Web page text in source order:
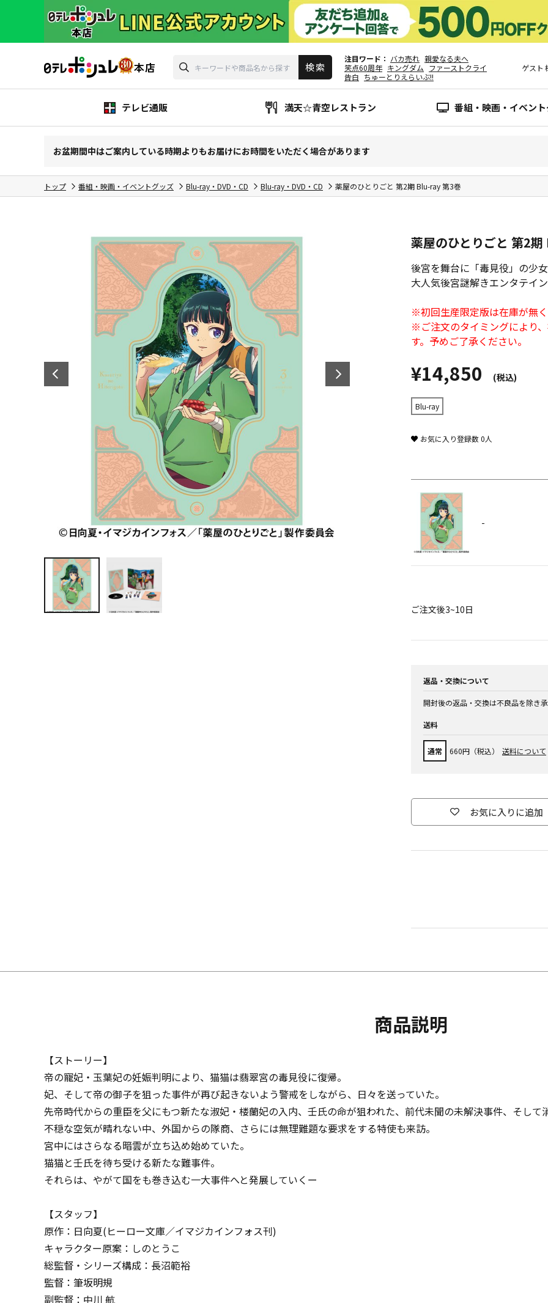
注目ワード バカ売れ 親愛なる夫へ
笑点60周年 キングダム ファーストクライ
告白 ちゅーとりえらいぶ!!
ゲスト
テレビ通販 満天☆青空レストラン 番組・映画・イベン
お盆期間中はご案内している時期よりもお届けにお時間をいただく場合があります
トップ 番組・映画・イベントグッズ Blu-ray・DVD・CD Blu-ray・DVD・CD 薬屋のひとりごと 第2期 Blu-ray 第3巻
薬屋のひとりごと 第2
後宮を舞台に「毒見役」の少
大人気後宮謎解きエンタテイ
※初回生産限定版は在庫が無く
※ご注文のタイミングにより
す。予めご了承ください。
¥14,850 (税込)
Blu-ray
お気に入り登録数0人
-
ご注文後3~10日
返品・交換について
開封後の返品・交換は不良品を除き承
送料
通常 660円（税込） 送料について
お気に入りに追加
商品説明
【ストーリー】
帝の寵妃・玉葉妃の妊娠判明により、猫猫は翡翠宮の毒見役に復帰。
妃、そして帝の御子を狙った事件が再び起きないよう警戒をしながら、日々を送っていた。
先帝時代からの重臣を父にもつ新たな淑妃・楼蘭妃の入内、壬氏の命が狙われた、前代未聞の未解決事件、そして
不穏な空気が晴れない中、外国からの隊商、さらには無理難題な要求をする特使も来訪。
宮中にはさらなる暗雲が立ち込め始めていた。
猫猫と壬氏を待ち受ける新たな難事件。
それらは、やがて国をも巻き込む一大事件へと発展していくー
【スタッフ】
原作：日向夏(ヒーロー文庫／イマジカインフォス刊)
キャラクター原案：しのとうこ
総監督・シリーズ構成：長沼範裕
監督：筆坂明規
副監督：中川 航